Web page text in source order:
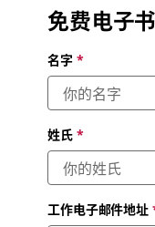
New research by
免费电子书
名字*
姓氏*
工作电子邮件地址